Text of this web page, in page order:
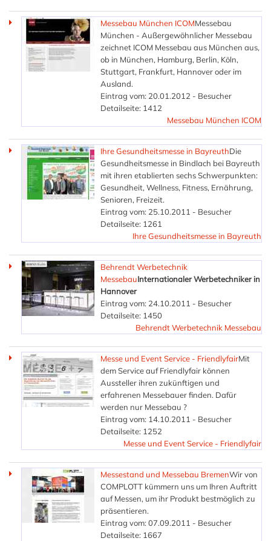
Messebau München ICOMMessebau
München - Außergewöhnlicher Messebau
zeichnet ICOM Messebau aus München aus,
ob in München, Hamburg, Berlin, Köln,
Stuttgart, Frankfurt, Hannover oder im
Ausland.
Eintrag vom: 20.01.2012 - Besucher
Detailseite: 1412
Messebau München ICOM
Ihre Gesundheitsmesse in BayreuthDie
Gesundheitsmesse in Bindlach bei Bayreuth
mit ihren etablierten sechs Schwerpunkten:
Gesundheit, Wellness, Fitness, Ernährung,
Senioren, Freizeit.
Eintrag vom: 25.10.2011 - Besucher
Detailseite: 1261
Ihre Gesundheitsmesse in Bayreuth
Behrendt Werbetechnik
MessebauInternationaler Werbetechniker in
Hannover
Eintrag vom: 24.10.2011 - Besucher
Detailseite: 1450
Behrendt Werbetechnik Messebau
Messe und Event Service - FriendlyfairMit
dem Service auf Friendlyfair können
Aussteller ihren zukünftigen und
erfahrenen Messebauer finden. Dafür
werden nur Messebau ?
Eintrag vom: 14.10.2011 - Besucher
Detailseite: 1252
Messe und Event Service - Friendlyfair
Messestand und Messebau BremenWir von
COMPLOTT kümmern uns um Ihren Auftritt
auf Messen, um ihr Produkt bestmöglich zu
präsentieren.
Eintrag vom: 07.09.2011 - Besucher
Detailseite: 1667